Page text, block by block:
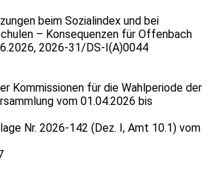
beim Sozialindex und bei
– Konsequenzen für Offenbach
2026-31/DS-I(A)0044
Kommissionen für die Wahlperiode der
vom 01.04.2026 bis
Nr. 2026-142 (Dez. I, Amt 10.1) vom